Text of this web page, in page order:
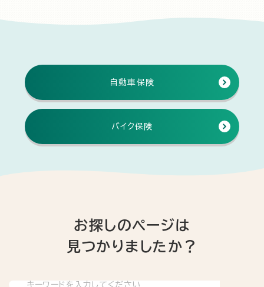
自動車保険
バイク保険
お探しのページは
見つかりましたか？